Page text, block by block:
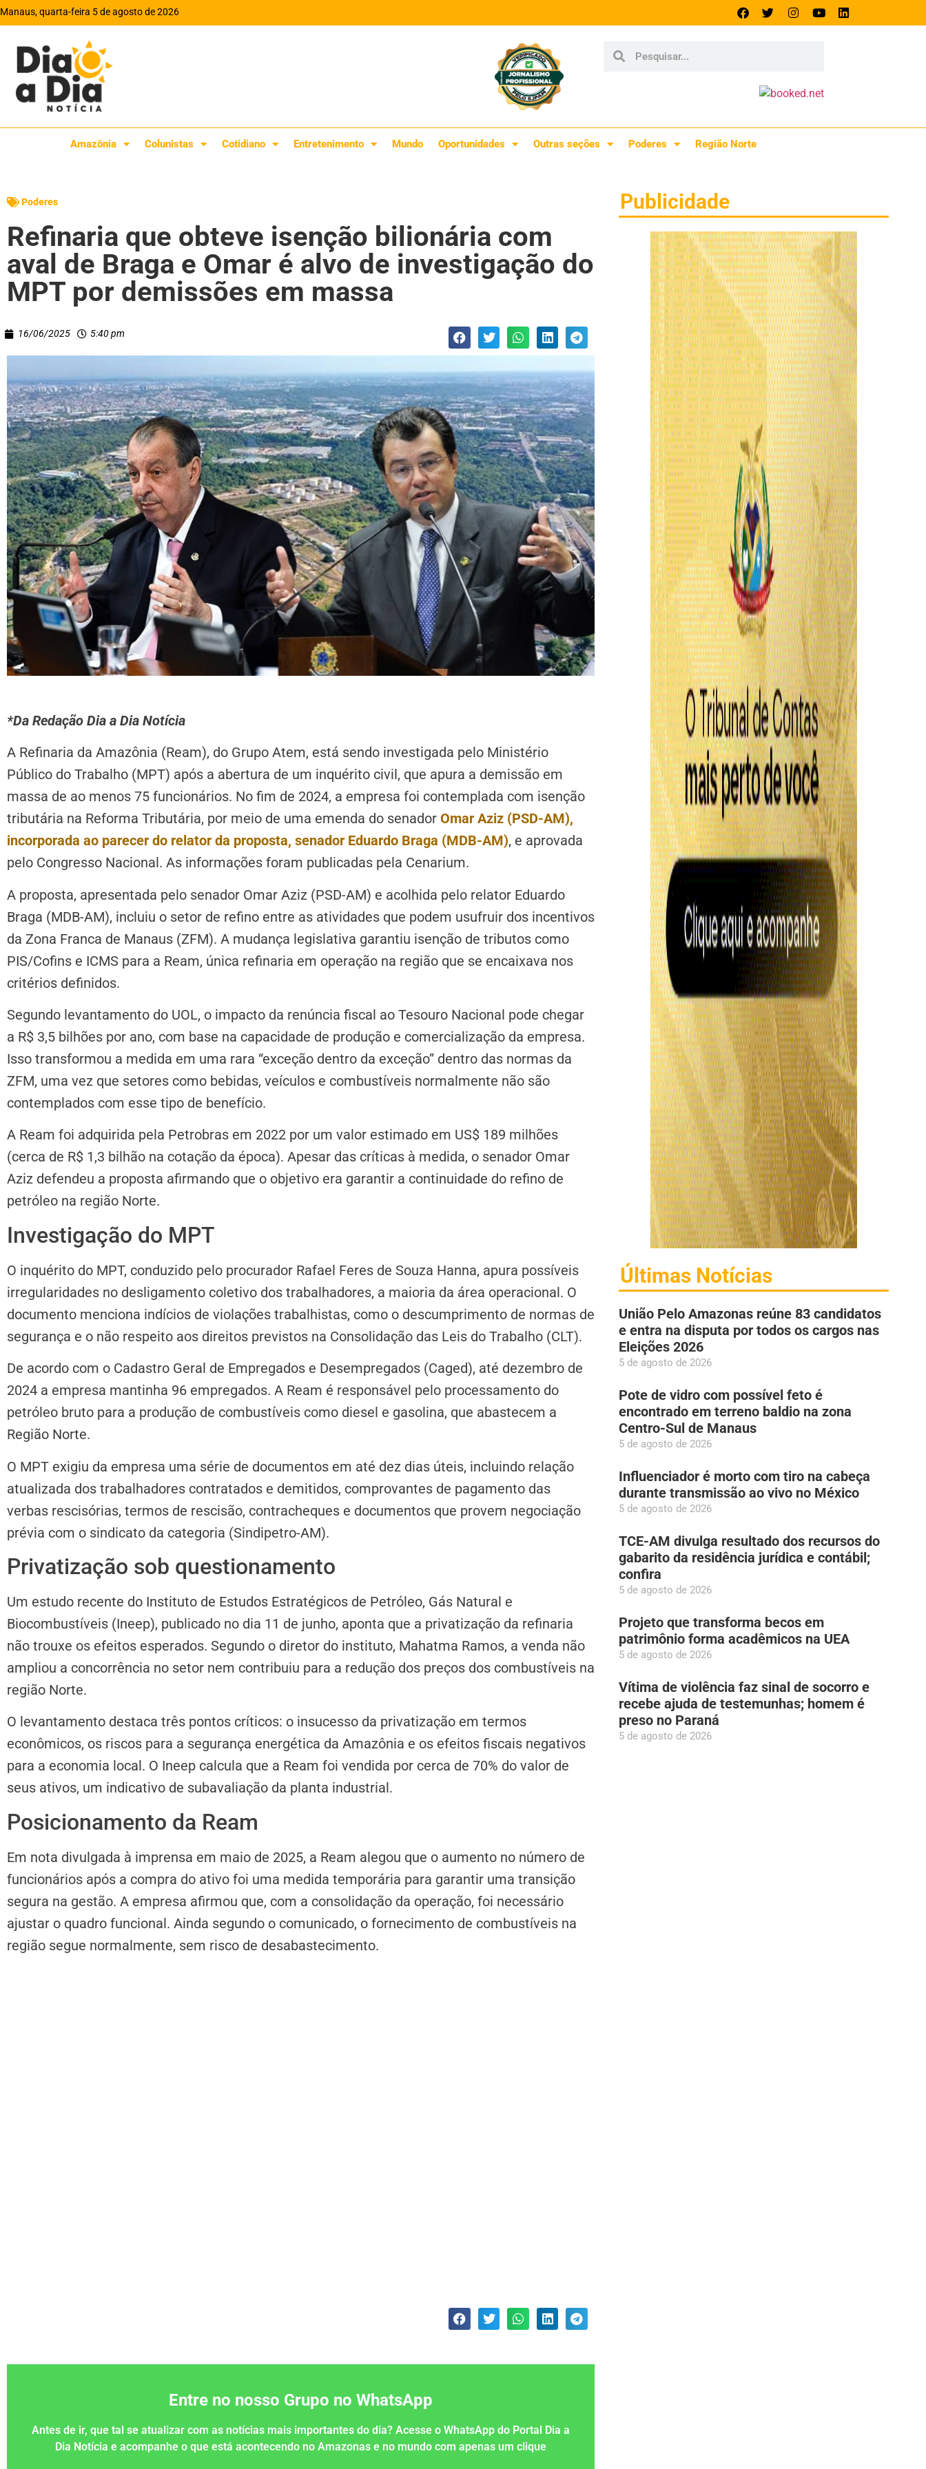
Manaus, quarta-feira 5 de agosto de 2026
Amazônia Colunistas Cotidiano Entretenimento Mundo Oportunidades Outras seções Poderes Região Norte
Poderes
Refinaria que obteve isenção bilionária com
aval de Braga e Omar é alvo de investigação do
MPT por demissões em massa
16/06/2025 5:40 pm
*Da Redação Dia a Dia Notícia
A Refinaria da Amazônia (Ream), do Grupo Atem, está sendo investigada pelo Ministério
Público do Trabalho (MPT) após a abertura de um inquérito civil, que apura a demissão em
massa de ao menos 75 funcionários. No fim de 2024, a empresa foi contemplada com isenção
tributária na Reforma Tributária, por meio de uma emenda do senador Omar Aziz (PSD-AM),
incorporada ao parecer do relator da proposta, senador Eduardo Braga (MDB-AM), e aprovada
pelo Congresso Nacional. As informações foram publicadas pela Cenarium.
A proposta, apresentada pelo senador Omar Aziz (PSD-AM) e acolhida pelo relator Eduardo
Braga (MDB-AM), incluiu o setor de refino entre as atividades que podem usufruir dos incentivos
da Zona Franca de Manaus (ZFM). A mudança legislativa garantiu isenção de tributos como
PIS/Cofins e ICMS para a Ream, única refinaria em operação na região que se encaixava nos
critérios definidos.
Segundo levantamento do UOL, o impacto da renúncia fiscal ao Tesouro Nacional pode chegar
a R$ 3,5 bilhões por ano, com base na capacidade de produção e comercialização da empresa.
Isso transformou a medida em uma rara “exceção dentro da exceção” dentro das normas da
ZFM, uma vez que setores como bebidas, veículos e combustíveis normalmente não são
contemplados com esse tipo de benefício.
A Ream foi adquirida pela Petrobras em 2022 por um valor estimado em US$ 189 milhões
(cerca de R$ 1,3 bilhão na cotação da época). Apesar das críticas à medida, o senador Omar
Aziz defendeu a proposta afirmando que o objetivo era garantir a continuidade do refino de
petróleo na região Norte.
Investigação do MPT
O inquérito do MPT, conduzido pelo procurador Rafael Feres de Souza Hanna, apura possíveis
irregularidades no desligamento coletivo dos trabalhadores, a maioria da área operacional. O
documento menciona indícios de violações trabalhistas, como o descumprimento de normas de
segurança e o não respeito aos direitos previstos na Consolidação das Leis do Trabalho (CLT).
De acordo com o Cadastro Geral de Empregados e Desempregados (Caged), até dezembro de
2024 a empresa mantinha 96 empregados. A Ream é responsável pelo processamento do
petróleo bruto para a produção de combustíveis como diesel e gasolina, que abastecem a
Região Norte.
O MPT exigiu da empresa uma série de documentos em até dez dias úteis, incluindo relação
atualizada dos trabalhadores contratados e demitidos, comprovantes de pagamento das
verbas rescisórias, termos de rescisão, contracheques e documentos que provem negociação
prévia com o sindicato da categoria (Sindipetro-AM).
Privatização sob questionamento
Um estudo recente do Instituto de Estudos Estratégicos de Petróleo, Gás Natural e
Biocombustíveis (Ineep), publicado no dia 11 de junho, aponta que a privatização da refinaria
não trouxe os efeitos esperados. Segundo o diretor do instituto, Mahatma Ramos, a venda não
ampliou a concorrência no setor nem contribuiu para a redução dos preços dos combustíveis na
região Norte.
O levantamento destaca três pontos críticos: o insucesso da privatização em termos
econômicos, os riscos para a segurança energética da Amazônia e os efeitos fiscais negativos
para a economia local. O Ineep calcula que a Ream foi vendida por cerca de 70% do valor de
seus ativos, um indicativo de subavaliação da planta industrial.
Posicionamento da Ream
Em nota divulgada à imprensa em maio de 2025, a Ream alegou que o aumento no número de
funcionários após a compra do ativo foi uma medida temporária para garantir uma transição
segura na gestão. A empresa afirmou que, com a consolidação da operação, foi necessário
ajustar o quadro funcional. Ainda segundo o comunicado, o fornecimento de combustíveis na
região segue normalmente, sem risco de desabastecimento.
Entre no nosso Grupo no WhatsApp
Antes de ir, que tal se atualizar com as notícias mais importantes do dia? Acesse o WhatsApp do Portal Dia a
Dia Notícia e acompanhe o que está acontecendo no Amazonas e no mundo com apenas um clique
Publicidade
Últimas Notícias
União Pelo Amazonas reúne 83 candidatos
e entra na disputa por todos os cargos nas
Eleições 2026
5 de agosto de 2026
Pote de vidro com possível feto é
encontrado em terreno baldio na zona
Centro-Sul de Manaus
5 de agosto de 2026
Influenciador é morto com tiro na cabeça
durante transmissão ao vivo no México
5 de agosto de 2026
TCE-AM divulga resultado dos recursos do
gabarito da residência jurídica e contábil;
confira
5 de agosto de 2026
Projeto que transforma becos em
patrimônio forma acadêmicos na UEA
5 de agosto de 2026
Vítima de violência faz sinal de socorro e
recebe ajuda de testemunhas; homem é
preso no Paraná
5 de agosto de 2026